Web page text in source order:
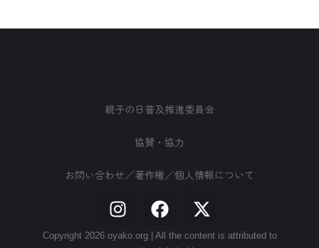
親子の日普及推進委員会
協賛・協力
お問い合わせ／著作権／個人情報について
Copyright 2026 oyako.org | All the content is attributed to